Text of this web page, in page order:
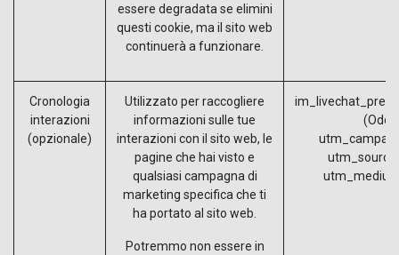
essere degradata se elimini
questi cookie, ma il sito web
continuerà a funzionare.
Cronologia
interazioni
(opzionale)
Utilizzato per raccogliere
informazioni sulle tue
interazioni con il sito web, le
pagine che hai visto e
qualsiasi campagna di
marketing specifica che ti
ha portato al sito web.
Potremmo non essere in
utm_source